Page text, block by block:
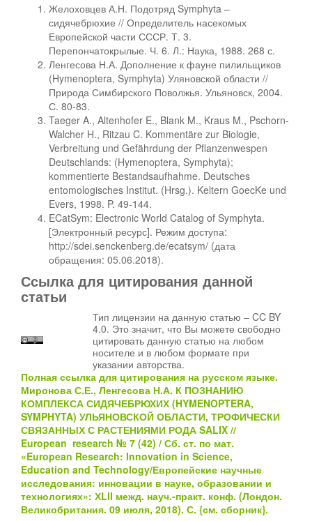
Желоховцев А.Н. Подотряд Symphyta –
сидячебрюхие // Определитель насекомых
Европейской части СССР. Т. 3.
Перепончатокрылые. Ч. 6. Л.: Наука, 1988. 268 с.
Ленгесова Н.А. Дополнение к фауне пилильщиков
(Hymenoptera, Symphyta) Уляновской области //
Природа Симбирского Поволжья. Ульяновск, 2004.
С. 80-83.
Taeger A., Altenhofer E., Blank M., Kraus M., Pschorn-
Walcher H., Ritzau C. Kommentäre zur Biologie,
Verbreitung und Gefährdung der Pflanzenwespen
Deutschlands: (Hymenoptera, Symphyta);
kommentierte Bestandsaufhahme. Deutsches
entomologisches Institut. (Hrsg.). Keltern GoecKe und
Evers, 1998. P. 49-144.
ECatSym: Electronic World Catalog of Symphyta.
[Электронный ресурс]. Режим доступа:
http://sdei.senckenberg.de/ecatsym/ (дата
обращения: 05.06.2018).
Ссылка для цитирования данной
статьи
Тип лицензии на данную статью – CC BY
4.0. Это значит, что Вы можете свободно
цитировать данную статью на любом
носителе и в любом формате при
указании авторства.
Полная ссылка для цитирования на русском языке.
Миронова С.Е., Ленгесова Н.А. К ПОЗНАНИЮ
КОМПЛЕКСА СИДЯЧЕБРЮХИХ (HYMENOPTERA,
SYMPHYTA) УЛЬЯНОВСКОЙ ОБЛАСТИ, ТРОФИЧЕСКИ
СВЯЗАННЫХ С РАСТЕНИЯМИ РОДА SALIX //
European research № 7 (42) / Сб. ст. по мат.
«European Research: Innovation in Science,
Education and Technology/Европейские научные
исследования: инновации в науке, образовании и
технологиях»: ХLII межд. науч.-практ. конф. (Лондон.
Великобритания. 09 июля, 2018). С. {см. сборник}.